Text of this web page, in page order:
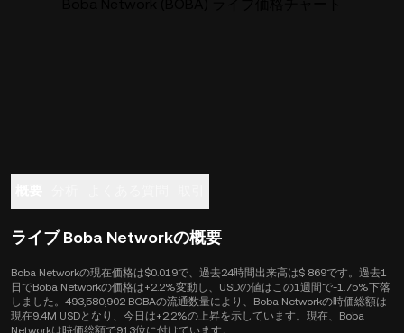
ライブ Boba Networkの概要
Boba Networkの現在価格は$0.019で、過去24時間出来高は$ 869です。過去1
日でBoba Networkの価格は+2.2%変動し、USDの値はこの1週間で-1.75%下落
しました。493,580,902 BOBAの流通数量により、Boba Networkの時価総額は
現在9.4M USDとなり、今日は+2.2%の上昇を示しています。現在、Boba
Networkは時価総額で913位に付けています。